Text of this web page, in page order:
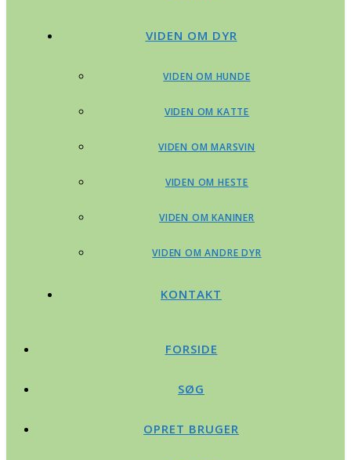
VIDEN OM DYR
VIDEN OM HUNDE
VIDEN OM KATTE
VIDEN OM MARSVIN
VIDEN OM HESTE
VIDEN OM KANINER
VIDEN OM ANDRE DYR
KONTAKT
FORSIDE
SØG
OPRET BRUGER